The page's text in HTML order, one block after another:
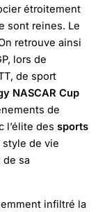
étroitement
sont reines. Le
retrouve ainsi
lors de
de sport
NASCAR Cup
de
l’élite des sports
style de vie
sa
infiltré la